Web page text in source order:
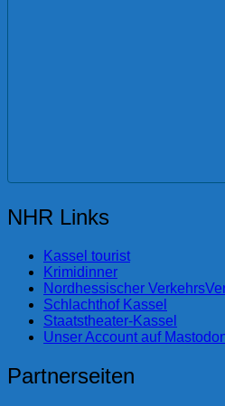
NHR Links
Kassel tourist
Krimidinner
Nordhessischer
Schlachthof Kassel
Staatstheater-Kassel
Unser Account auf
Partnerseiten